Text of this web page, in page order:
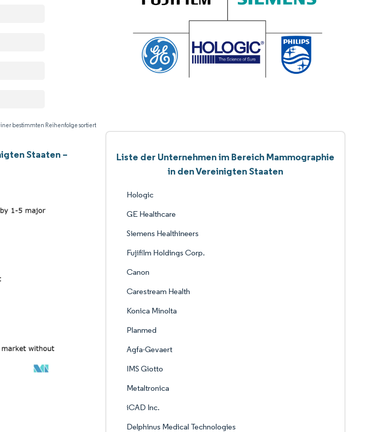
bestimmten Reihenfolge sortiert
Staaten –
Liste der Unternehmen im Bereich Mammographie
in den Vereinigten Staaten
Hologic
GE Healthcare
Siemens Healthineers
Fujifilm Holdings Corp.
Canon
Carestream Health
Konica Minolta
Planmed
Agfa-Gevaert
IMS Giotto
Metaltronica
iCAD Inc.
Delphinus Medical Technologies